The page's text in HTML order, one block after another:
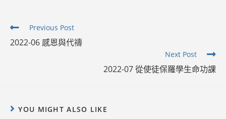
Read
articles
Previous Post
2022-06 感恩與代禱
Next Post
2022-07 從使徒保羅學生命功課
YOU MIGHT ALSO LIKE